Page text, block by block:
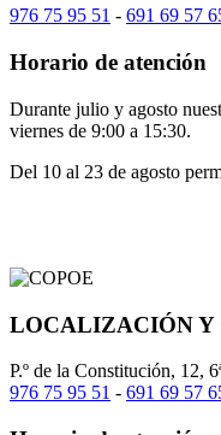
976 75 95 51 - 691 69 57
Horario de atención
Durante julio y agosto
viernes de 9:00 a 15:30.
Del 10 al 23 de agosto
LOCALIZACIÓN Y
P.º de la Constitución, 12,
976 75 95 51 - 691 69 57